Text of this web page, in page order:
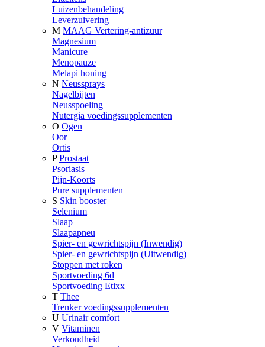
Luizenbehandeling
Leverzuivering
M MAAG Vertering-antizuur
Magnesium
Manicure
Menopauze
Melapi honing
N Neussprays
Nagelbijten
Neusspoeling
Nutergia voedingssupplementen
O Ogen
Oor
Ortis
P Prostaat
Psoriasis
Pijn-Koorts
Pure supplementen
S Skin booster
Selenium
Slaap
Slaapapneu
Spier- en gewrichtspijn (Inwendig)
Spier- en gewrichtspijn (Uitwendig)
Stoppen met roken
Sportvoeding 6d
Sportvoeding Etixx
T Thee
Trenker voedingssupplementen
U Urinair comfort
V Vitaminen
Verkoudheid